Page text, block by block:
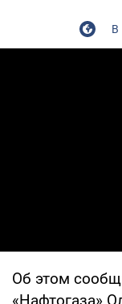
Об этом
«Нафтогаза»